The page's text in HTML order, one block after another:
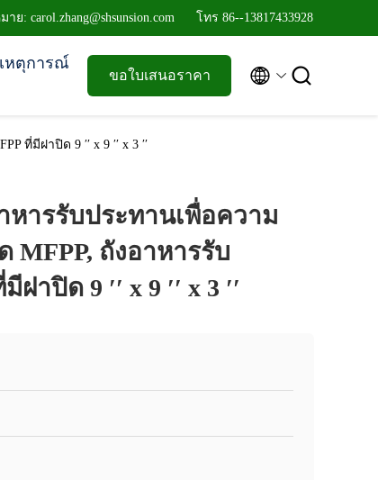
าย: carol.zhang@shsunsion.com โทร 86--13817433928
เหตุการณ์
ขอใบเสนอราคา  
มีฝาปิด 9 ′′ x 9 ′′ x 3 ′′
หารรับประทานเพื่อความ
MFPP, ถังอาหารรับ
าปิด 9 ′′ x 9 ′′ x 3 ′′